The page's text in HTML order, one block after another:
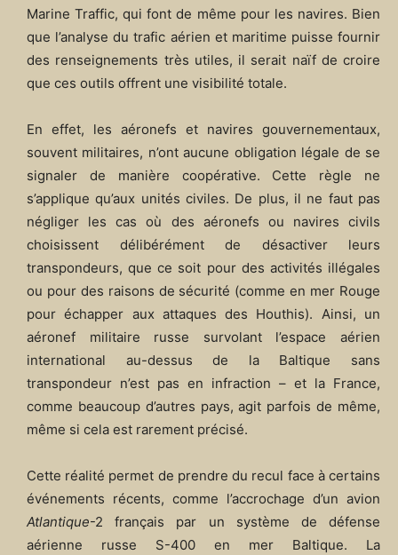
Marine Traffic, qui font de même pour les navires. Bien
que l’analyse du trafic aérien et maritime puisse fournir
des renseignements très utiles, il serait naïf de croire
que ces outils offrent une visibilité totale.
En effet, les aéronefs et navires gouvernementaux,
souvent militaires, n’ont aucune obligation légale de se
signaler de manière coopérative. Cette règle ne
s’applique qu’aux unités civiles. De plus, il ne faut pas
négliger les cas où des aéronefs ou navires civils
choisissent délibérément de désactiver leurs
transpondeurs, que ce soit pour des activités illégales
ou pour des raisons de sécurité (comme en mer Rouge
pour échapper aux attaques des Houthis). Ainsi, un
aéronef militaire russe survolant l’espace aérien
international au-dessus de la Baltique sans
transpondeur n’est pas en infraction – et la France,
comme beaucoup d’autres pays, agit parfois de même,
même si cela est rarement précisé.
Cette réalité permet de prendre du recul face à certains
événements récents, comme l’accrochage d’un avion
Atlantique-2 français par un système de défense
aérienne russe S-400 en mer Baltique. La